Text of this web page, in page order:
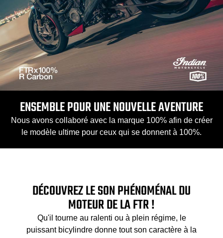
ENSEMBLE POUR UNE NOUVELLE AVENTURE
Nous avons collaboré avec la marque 100% afin de créer
le modèle ultime pour ceux qui se donnent à 100%.
DÉCOUVREZ LE SON PHÉNOMÉNAL DU
MOTEUR DE LA FTR !
Qu'il tourne au ralenti ou à plein régime, le
puissant bicylindre donne tout son caractère à la